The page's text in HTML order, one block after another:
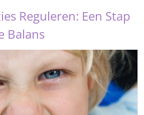
Reguleren: Een Stap
Balans